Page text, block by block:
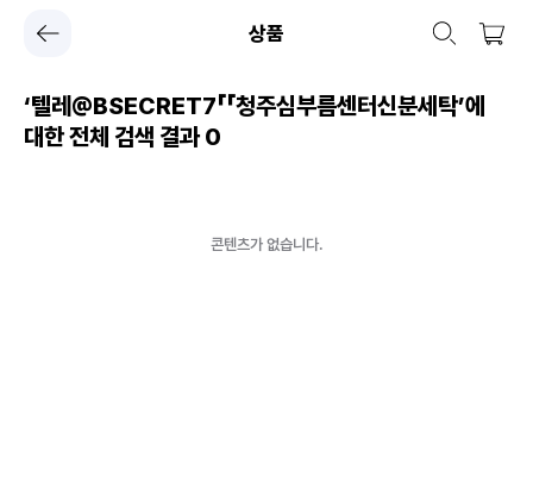
상품
‘텔레@BSECRET7「「청주심부름센터신분세탁’에
대한 전체 검색 결과0
콘텐츠가 없습니다.